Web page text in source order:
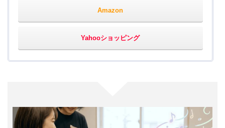
Amazon
Yahooショッピング